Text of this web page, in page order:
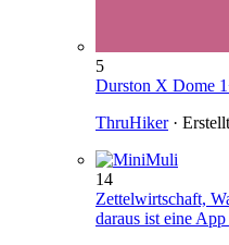
5
Durston X Dome
ThruHiker· Erstellt
14
Zettelwirtschaft,
daraus ist eine